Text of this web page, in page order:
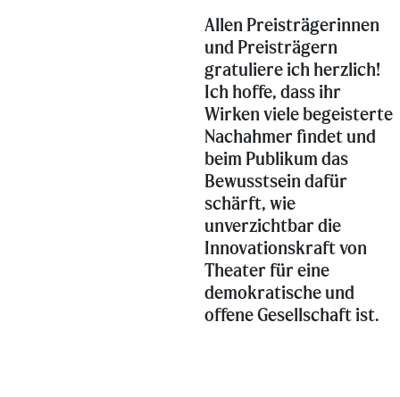
Allen Preisträgerinnen
und Preisträgern
gratuliere ich herzlich!
Ich hoffe, dass ihr
Wirken viele begeisterte
Nachahmer findet und
beim Publikum das
Bewusstsein dafür
schärft, wie
unverzichtbar die
Innovationskraft von
Theater für eine
demokratische und
offene Gesellschaft ist.